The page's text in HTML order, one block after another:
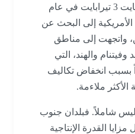
المتحدة بأكثر من 121 تيرابايت 3 تيرابايت في عام
إلى البحث عن
إلى مناطق
والهند، التي
انخفاض تكاليف
ملاءمة.
شاملاً. فبلدان جنوب
القدرة الإنتاجية